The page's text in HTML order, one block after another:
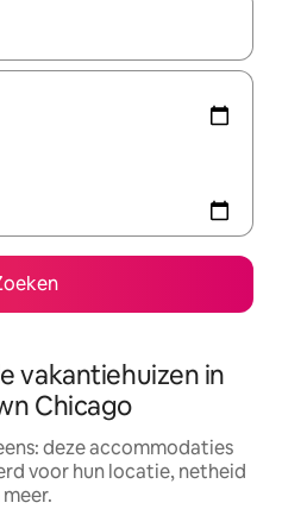
zijn, maak je een keuze
vakantiehuizen in
Chicago
deze accommodaties
voor hun locatie, netheid